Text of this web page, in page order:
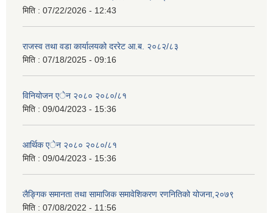
मिति : 07/22/2026 - 12:43
राजस्व तथा वडा कार्यालयको दररेट आ.ब. २०८२/८३
मिति : 07/18/2025 - 09:16
विनियोजन एेन २०८० २०८०/८१
मिति : 09/04/2023 - 15:36
आर्थिक एेन २०८० २०८०/८१
मिति : 09/04/2023 - 15:36
लैङ्गिक समानता तथा सामाजिक समावेशिकरण रणनितिको योजना,२०७९
मिति : 07/08/2022 - 11:56